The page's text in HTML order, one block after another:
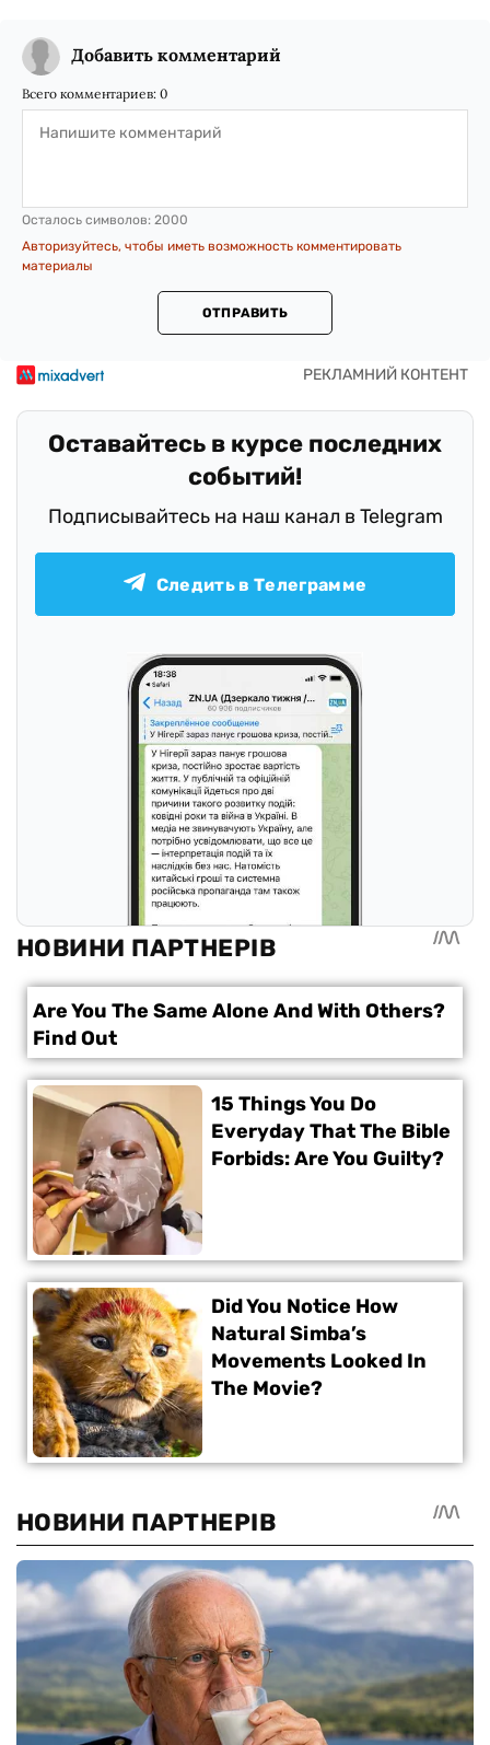
Добавить комментарий
Всего комментариев: 0
Осталось символов: 2000
Авторизуйтесь, чтобы иметь возможность комментировать
материалы
ОТПРАВИТЬ
Оставайтесь в курсе последних
событий!
Подписывайтесь на наш канал в Telegram
Следить в Телеграмме